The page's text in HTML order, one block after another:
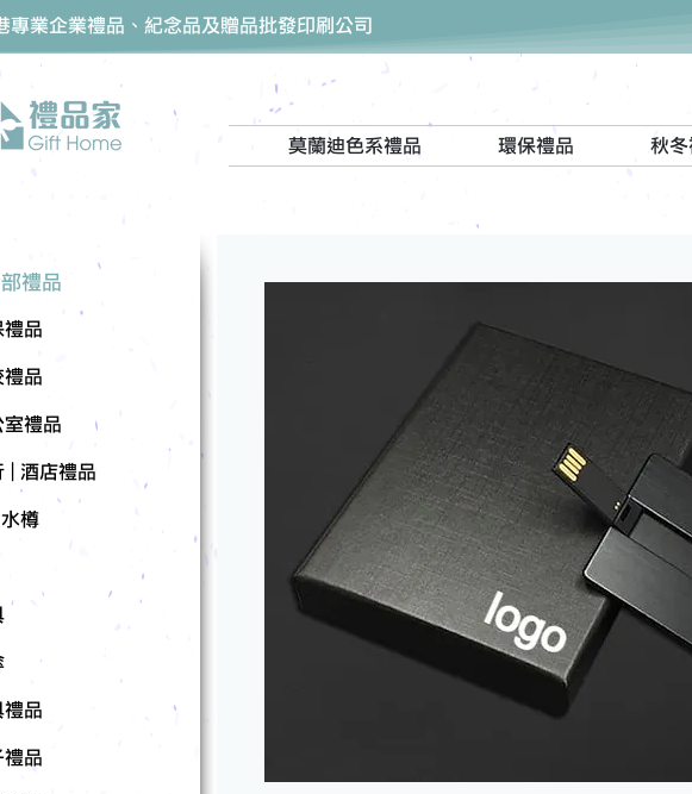
專業企業禮品、紀念品及贈品批發印刷公司
莫蘭迪色系禮品 環保禮品 秋冬
禮品
禮品
禮品
室禮品
| 酒店禮品
樽
禮品
禮品